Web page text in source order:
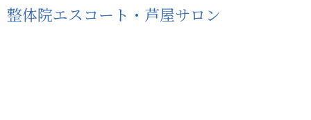
整体院エスコート・芦屋サロン